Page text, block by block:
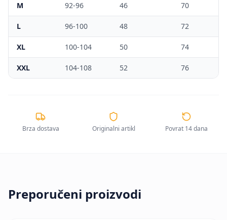
M 92-96 46 70
L 96-100 48 72
XL 100-104 50 74
XXL 104-108 52 76
Brza dostava Originalni artikl Povrat 14 dana
Preporučeni proizvodi